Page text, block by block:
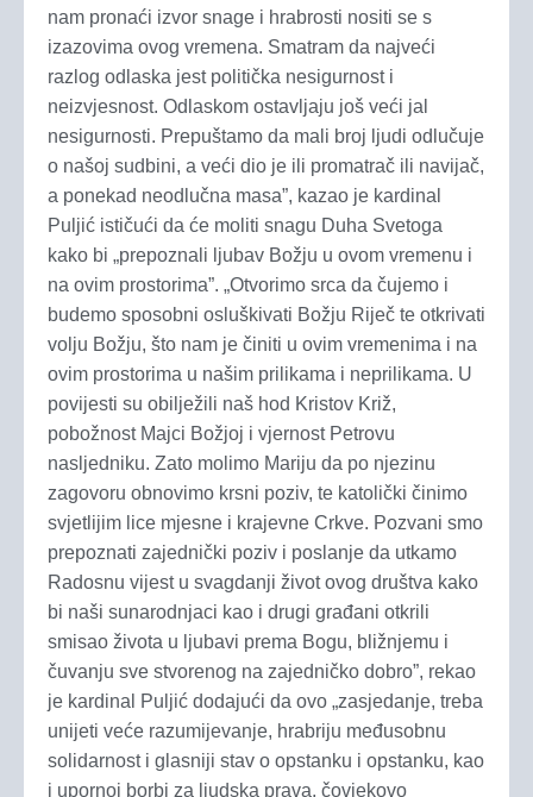
nam pronaći izvor snage i hrabrosti nositi se s
izazovima ovog vremena. Smatram da najveći
razlog odlaska jest politička nesigurnost i
neizvjesnost. Odlaskom ostavljaju još veći jal
nesigurnosti. Prepuštamo da mali broj ljudi odlučuje
o našoj sudbini, a veći dio je ili promatrač ili navijač,
a ponekad neodlučna masa”, kazao je kardinal
Puljić ističući da će moliti snagu Duha Svetoga
kako bi „prepoznali ljubav Božju u ovom vremenu i
na ovim prostorima”. „Otvorimo srca da čujemo i
budemo sposobni osluškivati Božju Riječ te otkrivati
volju Božju, što nam je činiti u ovim vremenima i na
ovim prostorima u našim prilikama i neprilikama. U
povijesti su obilježili naš hod Kristov Križ,
pobožnost Majci Božjoj i vjernost Petrovu
nasljedniku. Zato molimo Mariju da po njezinu
zagovoru obnovimo krsni poziv, te katolički činimo
svjetlijim lice mjesne i krajevne Crkve. Pozvani smo
prepoznati zajednički poziv i poslanje da utkamo
Radosnu vijest u svagdanji život ovog društva kako
bi naši sunarodnjaci kao i drugi građani otkrili
smisao života u ljubavi prema Bogu, bližnjemu i
čuvanju sve stvorenog na zajedničko dobro”, rekao
je kardinal Puljić dodajući da ovo „zasjedanje, treba
unijeti veće razumijevanje, hrabriju međusobnu
solidarnost i glasniji stav o opstanku i opstanku, kao
i upornoj borbi za ljudska prava, čovjekovo